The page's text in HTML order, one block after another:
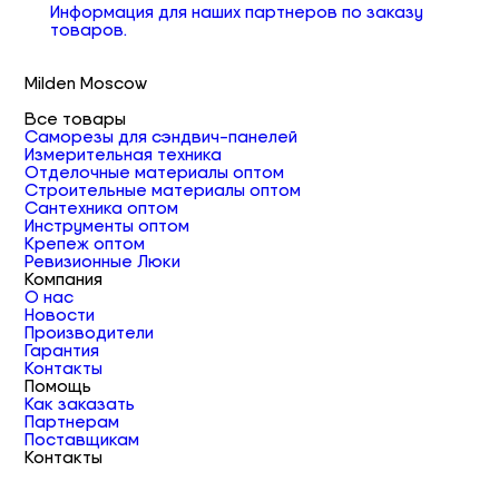
Информация для наших партнеров по заказу
товаров.
Milden Moscow
Все товары
Саморезы для сэндвич-панелей
Измерительная техника
Отделочные материалы оптом
Строительные материалы оптом
Сантехника оптом
Инструменты оптом
Крепеж оптом
Ревизионные Люки
Компания
О нас
Новости
Производители
Гарантия
Контакты
Помощь
Как заказать
Партнерам
Поставщикам
Контакты